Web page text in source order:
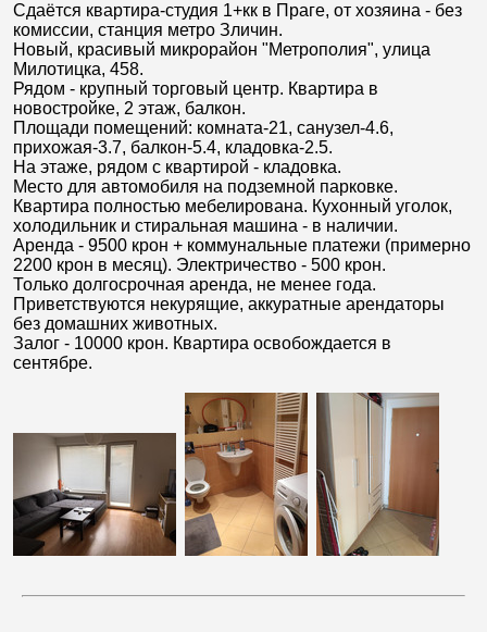
Сдаётся квартира-студия 1+кк в Праге, от хозяина - без
комиссии, станция метро Зличин.
Новый, красивый микрорайон "Метрополия", улица
Милотицка, 458.
Рядом - крупный торговый центр. Квартира в
новостройке, 2 этаж, балкон.
Площади помещений: комната-21, санузел-4.6,
прихожая-3.7, балкон-5.4, кладовка-2.5.
На этаже, рядом с квартирой - кладовка.
Место для автомобиля на подземной парковке.
Квартира полностью мебелирована. Кухонный уголок,
холодильник и стиральная машина - в наличии.
Аренда - 9500 крон + коммунальные платежи (примерно
2200 крон в месяц). Электричество - 500 крон.
Только долгосрочная аренда, не менее года.
Приветствуются некурящие, аккуратные арендаторы
без домашних животных.
Залог - 10000 крон. Квартира освобождается в
сентябре.